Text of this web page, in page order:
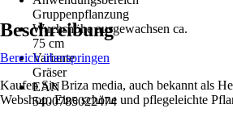
Gruppenpflanzung
Wuchshöhe ausgewachsen ca.
75 cm
Variante
Gräser
EAN
5400785022474
Beschreibung
Bereich überspringen
Kaufen Sie Briza media, auch bekannt als
Webshop. Eine schöne und pflegeleichte